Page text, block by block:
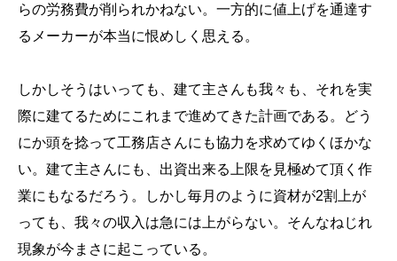
らの労務費が削られかねない。一方的に値上げを通達す
るメーカーが本当に恨めしく思える。
しかしそうはいっても、建て主さんも我々も、それを実
際に建てるためにこれまで進めてきた計画である。どう
にか頭を捻って工務店さんにも協力を求めてゆくほかな
い。建て主さんにも、出資出来る上限を見極めて頂く作
業にもなるだろう。しかし毎月のように資材が2割上が
っても、我々の収入は急には上がらない。そんなねじれ
現象が今まさに起こっている。